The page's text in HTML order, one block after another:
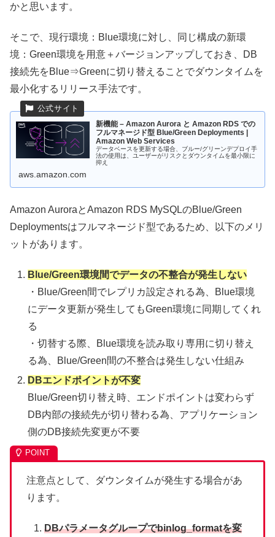
かと思います。
そこで、現行環境：Blue環境に対し、同じ構成の新環
境：Green環境を用意＋バージョンアップしておき、DB
接続先をBlue⇒Greenに切り替えることでダウンタイムを
最小化するリリース手法です。
新機能 – Amazon Aurora と Amazon RDS での
フルマネージド型 Blue/Green Deployments |
Amazon Web Services
データベースを更新する場合、ブルー/グリーンデプロイ手
法の使用は、ユーザーがリスクとダウンタイムを最小限に
抑え
aws.amazon.com
Amazon AuroraとAmazon RDS MySQLのBlue/Green
Deploymentsはフルマネージド型であるため、以下のメリ
ットがあります。
Blue/Green環境間でデータの不整合が発生しない
・Blue/Green間でレプリカ設定される為、Blue環境
にデータ更新が発生してもGreen環境に同期してくれ
る
・切替する際、Blue環境を読み取り専用に切り替え
る為、Blue/Green間の不整合は発生しない仕組み
DBエンドポイントが不変
Blue/Green切り替え時、エンドポイントは変わらず
DB内部の接続先が切り替わる為、アプリケーション
側のDB接続先変更が不要
注意点として、ダウンタイムが発生する場合があ
ります。
DBパラメータグループでbinlog_formatを変